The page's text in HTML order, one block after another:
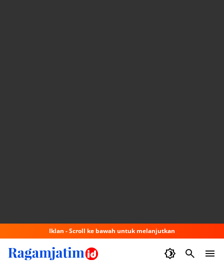
Iklan - Scroll ke bawah untuk melanjutkan